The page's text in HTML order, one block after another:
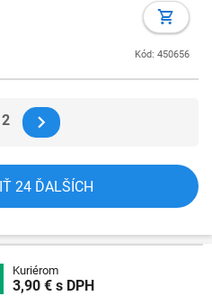
Kód: 450656
2
24 ĎALŠÍCH
Kuriérom
3,90 € s DPH